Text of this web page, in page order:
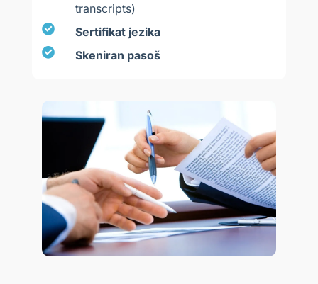
transcripts)
Sertifikat jezika
Skeniran pasoš